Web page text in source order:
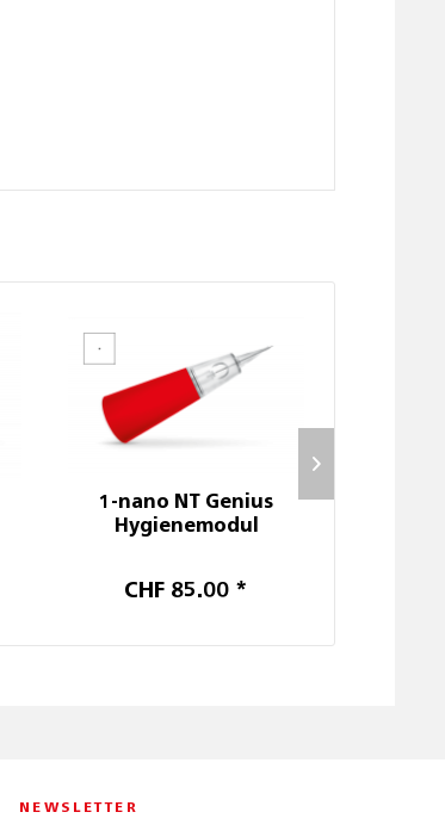
1-nano NT Genius
Hygienemodul
CHF 85.00 *
NEWSLETTER